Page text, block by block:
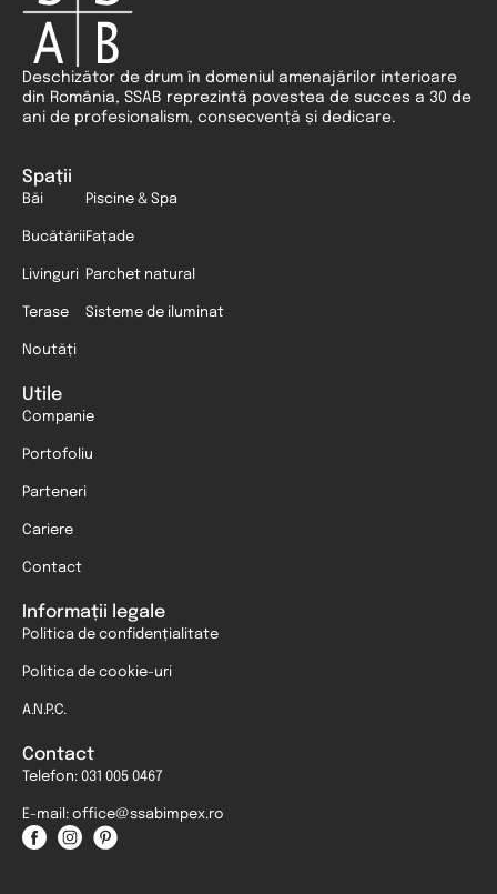
Deschizător de drum în domeniul amenajărilor interioare
din România, SSAB reprezintă povestea de succes a 30 de
ani de profesionalism, consecvență și dedicare.
Spații
Băi
Bucătării
Livinguri
Terase
Noutăți
Piscine & Spa
Fațade
Parchet natural
Sisteme de iluminat
Utile
Companie
Portofoliu
Parteneri
Cariere
Contact
Informații legale
Politica de confidențialitate
Politica de cookie-uri
A.N.P.C.
Contact
Telefon: 031 005 0467
E-mail: office@ssabimpex.ro